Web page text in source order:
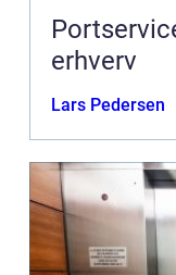
erhverv
Lars Pedersen